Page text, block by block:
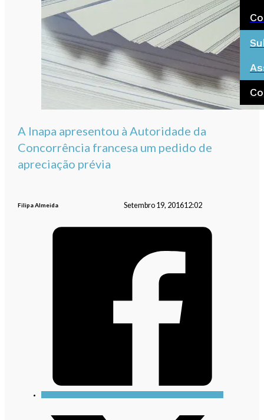
A Inapa apresentou à Autoridade da
Concorrência francesa um pedido de
apreciação prévia
Filipa Almeida Setembro 19, 201612:02